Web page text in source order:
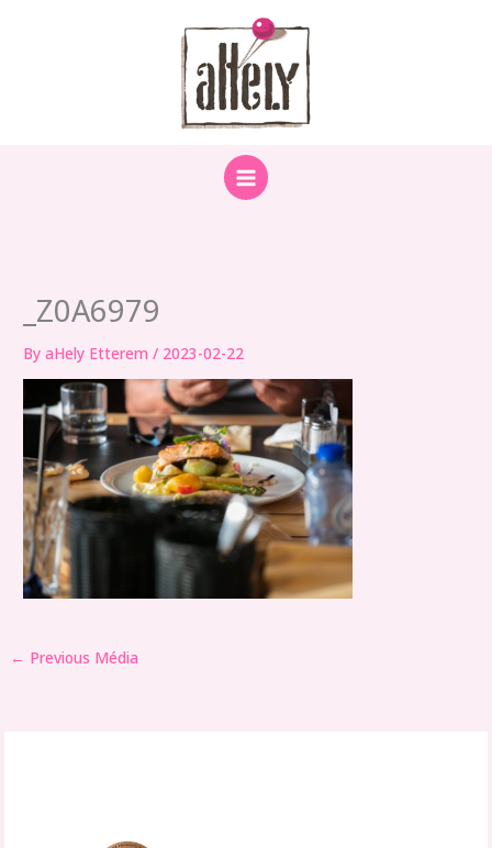
_Z0A6979
ByaHely Etterem/ 2023-02-22
← Previous Média